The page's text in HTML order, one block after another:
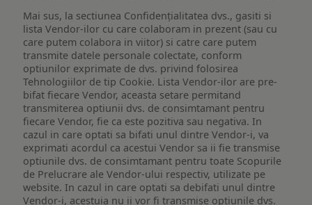
Mai sus, la sectiunea Confidențialitatea dvs., gasiti si
lista Vendor-ilor cu care colaboram in prezent (sau cu
care putem colabora in viitor) si catre care putem
transmite datele personale colectate, conform
optiunilor exprimate de dvs. privind folosirea
Tehnologiilor de tip Cookie. Lista Vendor-ilor are pre-
bifat fiecare Vendor, aceasta setare permitand
transmiterea optiunii dvs. de consimtamant pentru
fiecare Vendor, fie ca este pozitiva sau negativa. In
cazul in care optati sa bifati unul dintre Vendor-i, va
exprimati acordul ca acestui Vendor sa ii fie transmise
optiunile dvs. de consimtamant pentru toate Scopurile
de Prelucrare ale Vendor-ului respectiv, utilizate pe
website. In cazul in care optati sa debifati unul dintre
Vendor-i, acestuia nu ii vor fi transmise optiunile dvs.